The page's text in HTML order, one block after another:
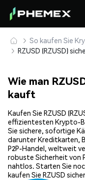
So kaufen Sie
Wie man
kauft
Kaufen Sie RZUSD
effizientesten Krypto-
Sie sichere, sofortige
darunter Kreditkarten,
P2P-Handel, weltweit
robuste Sicherheit von
nahtlos. Starten Sie
kaufen Sie RZUSD